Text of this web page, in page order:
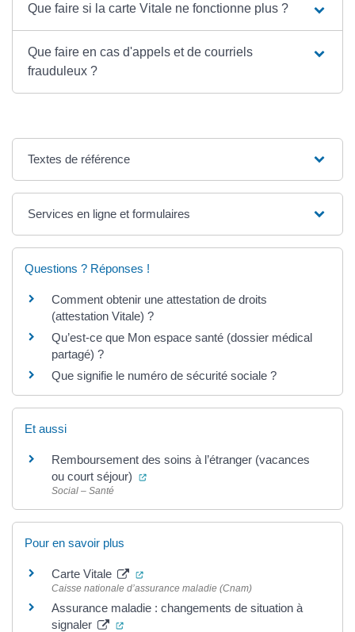
Que faire si la carte Vitale ne fonctionne plus ?
Que faire en cas d'appels et de courriels
frauduleux ?
Textes de référence
Services en ligne et formulaires
Questions ? Réponses !
Comment obtenir une attestation de droits
(attestation Vitale) ?
Qu’est-ce que Mon espace santé (dossier médical
partagé) ?
Que signifie le numéro de sécurité sociale ?
Et aussi
Remboursement des soins à l’étranger (vacances
ou court séjour)
(ouverture dans un nouvel onglet)
Social – Santé
Pour en savoir plus
Carte Vitale (ouverture dans un nouvel onglet)
Caisse nationale d’assurance maladie (Cnam)
Assurance maladie : changements de situation à
signaler
(ouverture dans un nouvel onglet)